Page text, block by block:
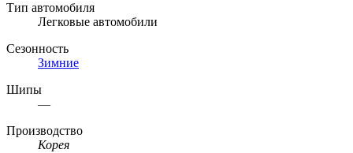
Тип автомобиля
Легковые автомобили
Сезонность
Зимние
Шипы
—
Производство
Корея